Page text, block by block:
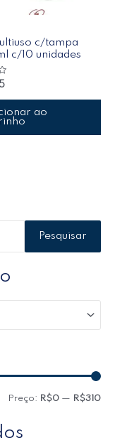
c/tampa
c/10 unidades
ao
Pesquisar
Preço: R$0 — R$310